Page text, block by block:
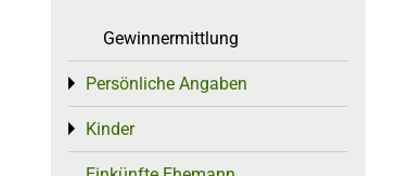
Gewinnermittlung
Persönliche Angaben
Toggle menu
Kinder
Toggle menu